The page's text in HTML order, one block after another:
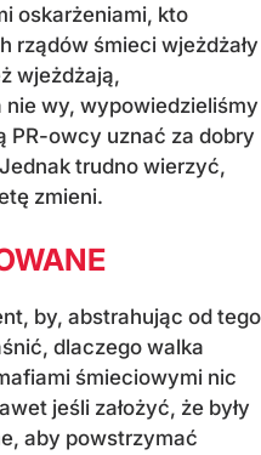
oskarżeniami, kto
rządów śmieci wjeżdżały
wjeżdżają,
nie wy, wypowiedzieliśmy
PR-owcy uznać za dobry
trudno wierzyć,
zmieni.
by, abstrahując od tego
dlaczego walka
śmieciowymi nic
jeśli założyć, że były
aby powstrzymać